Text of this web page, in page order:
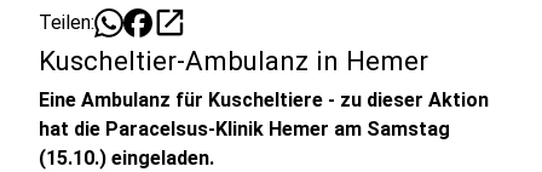
Teilen: open_in_new
Kuscheltier-Ambulanz in Hemer
Eine Ambulanz für Kuscheltiere - zu dieser Aktion
hat die Paracelsus-Klinik Hemer am Samstag
(15.10.) eingeladen.